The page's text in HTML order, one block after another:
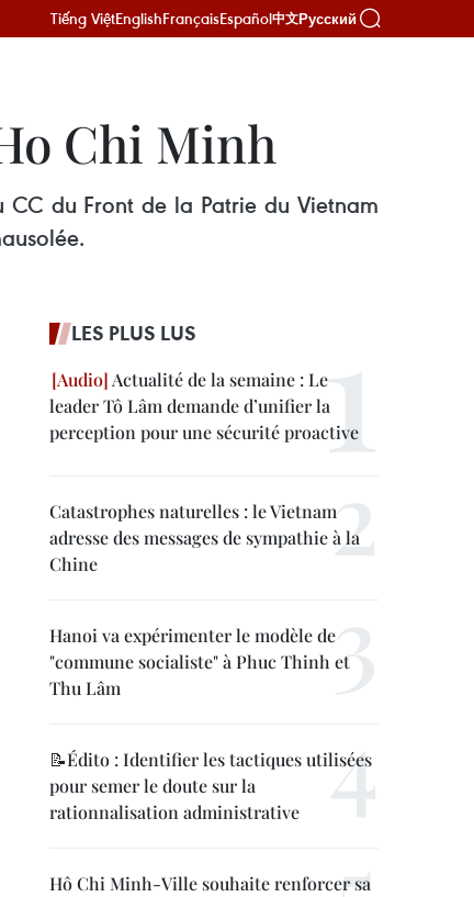
Tiếng ViệtEnglishFrançaisEspañol中文Русский
Chi Minh
du Front de la Patrie du Vietnam
LES PLUS LUS
Actualité de la semaine : Le
leader Tô Lâm demande d’unifier la
perception pour une sécurité proactive
Catastrophes naturelles : le Vietnam
adresse des messages de sympathie à la
Chine
Hanoi va expérimenter le modèle de
"commune socialiste" à Phuc Thinh et
Thu Lâm
📝Édito : Identifier les tactiques utilisées
pour semer le doute sur la
rationnalisation administrative
Hô Chi Minh-Ville souhaite renforcer sa